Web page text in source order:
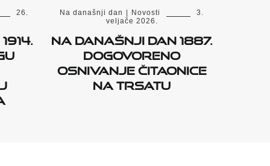
26.
Na današnji dan Novosti
3.
veljače 2026.
Na današnji dan 1887.
dogovoreno
osnivanje čitaonice
na Trsatu